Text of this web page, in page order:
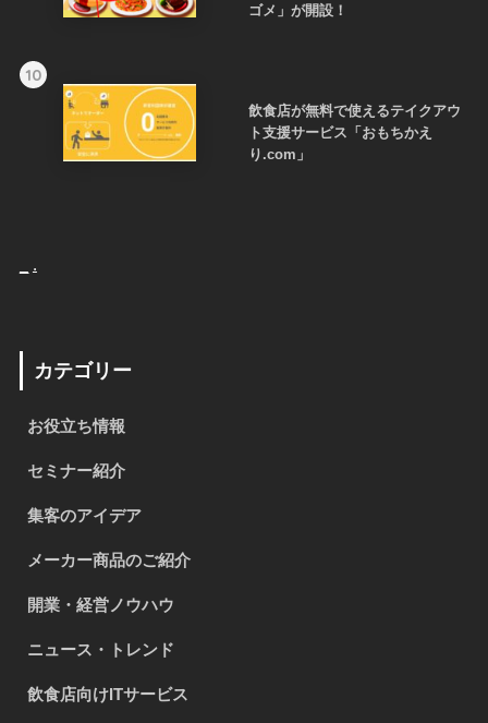
ゴメ」が開設！
10
飲食店が無料で使えるテイクアウ
ト支援サービス「おもちかえ
り.com」
.
カテゴリー
お役立ち情報
セミナー紹介
集客のアイデア
メーカー商品のご紹介
開業・経営ノウハウ
ニュース・トレンド
飲食店向けITサービス